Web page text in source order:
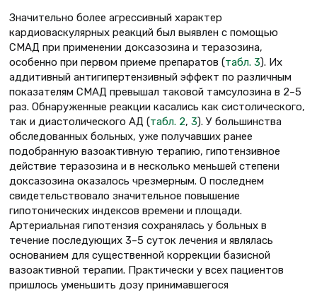
Значительно более агрессивный характер
кардиоваскулярных реакций был выявлен с помощью
СМАД при применении доксазозина и теразозина,
особенно при первом приеме препаратов (табл. 3). Их
аддитивный антигипертензивный эффект по различным
показателям СМАД превышал таковой тамсулозина в 2–5
раз. Обнаруженные реакции касались как систолического,
так и диастолического АД (табл. 2, 3). У большинства
обследованных больных, уже получавших ранее
подобранную вазоактивную терапию, гипотензивное
действие теразозина и в несколько меньшей степени
доксазозина оказалось чрезмерным. О последнем
свидетельствовало значительное повышение
гипотонических индексов времени и площади.
Артериальная гипотензия сохранялась у больных в
течение последующих 3–5 суток лечения и являлась
основанием для существенной коррекции базисной
вазоактивной терапии. Практически у всех пациентов
пришлось уменьшить дозу принимавшегося